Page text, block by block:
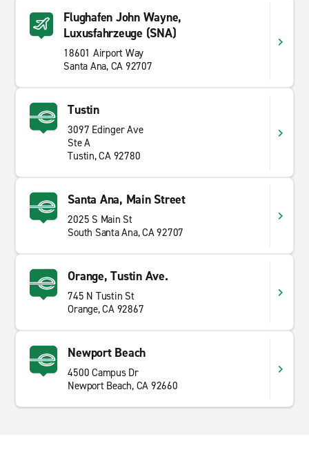
Flughafen John Wayne,
Luxusfahrzeuge (SNA)
18601 Airport Way
Santa Ana, CA 92707
Tustin
3097 Edinger Ave
Ste A
Tustin, CA 92780
Santa Ana, Main Street
2025 S Main St
South Santa Ana, CA 92707
Orange, Tustin Ave.
745 N Tustin St
Orange, CA 92867
Newport Beach
4500 Campus Dr
Newport Beach, CA 92660